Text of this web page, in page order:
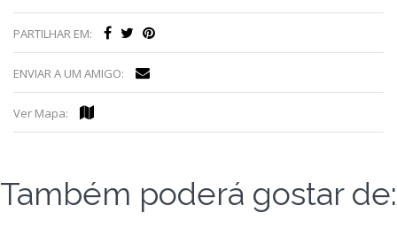
PARTILHAR EM:
ENVIAR A UM AMIGO:
Ver Mapa:
Também poderá gostar de: